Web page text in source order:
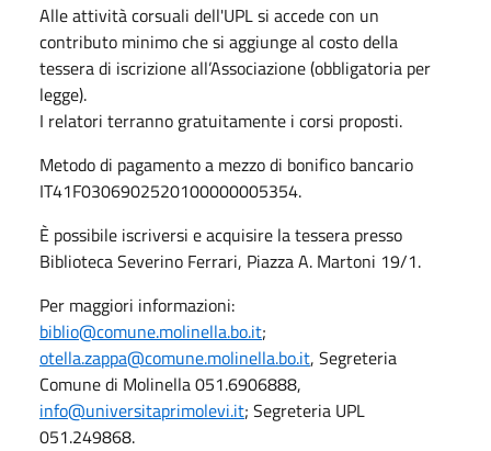
Alle attività corsuali dell'UPL si accede con un
contributo minimo che si aggiunge al costo della
tessera di iscrizione all’Associazione (obbligatoria per
legge).
I relatori terranno gratuitamente i corsi proposti.
Metodo di pagamento a mezzo di bonifico bancario
IT41F0306902520100000005354.
È possibile iscriversi e acquisire la tessera presso
Biblioteca Severino Ferrari, Piazza A. Martoni 19/1.
Per maggiori informazioni:
biblio@comune.molinella.bo.it;
otella.zappa@comune.molinella.bo.it, Segreteria
Comune di Molinella 051.6906888,
info@universitaprimolevi.it; Segreteria UPL
051.249868.